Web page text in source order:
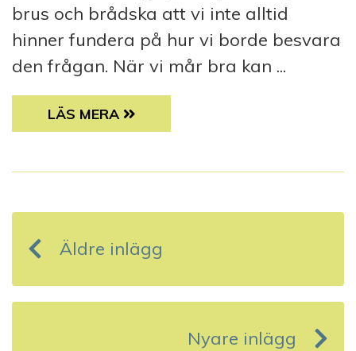
brus och brådska att vi inte alltid
hinner fundera på hur vi borde besvara
den frågan. När vi mår bra kan ...
CHEFREDAKTÖRENS ORD – FUNK 02/2021:
LÄS MERA
n
ä
Äldre inlägg
Nyare inlägg